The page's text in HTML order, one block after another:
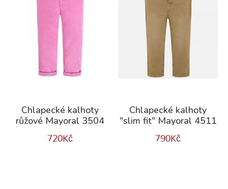
Chlapecké kalhoty
růžové Mayoral 3504
720Kč
Chlapecké kalhoty
"slim fit" Mayoral 4511
790Kč